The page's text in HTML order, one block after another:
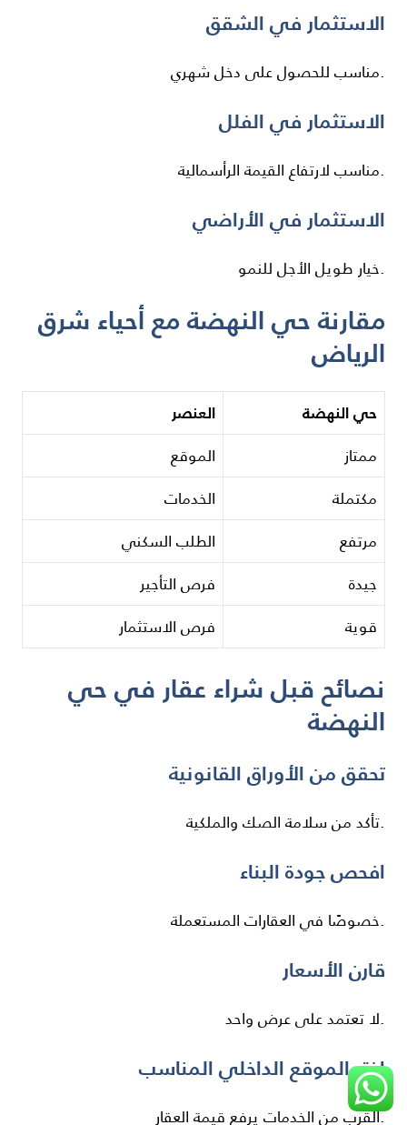
الاستثمار في الشقق
مناسب للحصول على دخل شهري.
الاستثمار في الفلل
مناسب لارتفاع القيمة الرأسمالية.
الاستثمار في الأراضي
خيار طويل الأجل للنمو.
مقارنة حي النهضة مع أحياء شرق
الرياض
العنصر حي النهضة
الموقع
ممتاز
الخدمات
مكتملة
الطلب السكني
مرتفع
فرص التأجير
جيدة
فرص الاستثمار
قوية
نصائح قبل شراء عقار في حي
النهضة
تحقق من الأوراق القانونية
تأكد من سلامة الصك والملكية.
افحص جودة البناء
خصوصًا في العقارات المستعملة.
قارن الأسعار
لا تعتمد على عرض واحد.
اختر الموقع الداخلي المناسب
القرب من الخدمات يرفع قيمة العقار.